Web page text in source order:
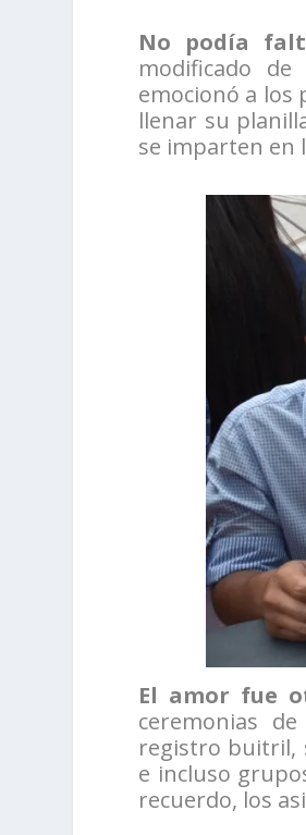
No podía
modificado
emocionó a los
llenar su
se imparten en
El amor fue
ceremonias
registro buitril,
e incluso
recuerdo, los